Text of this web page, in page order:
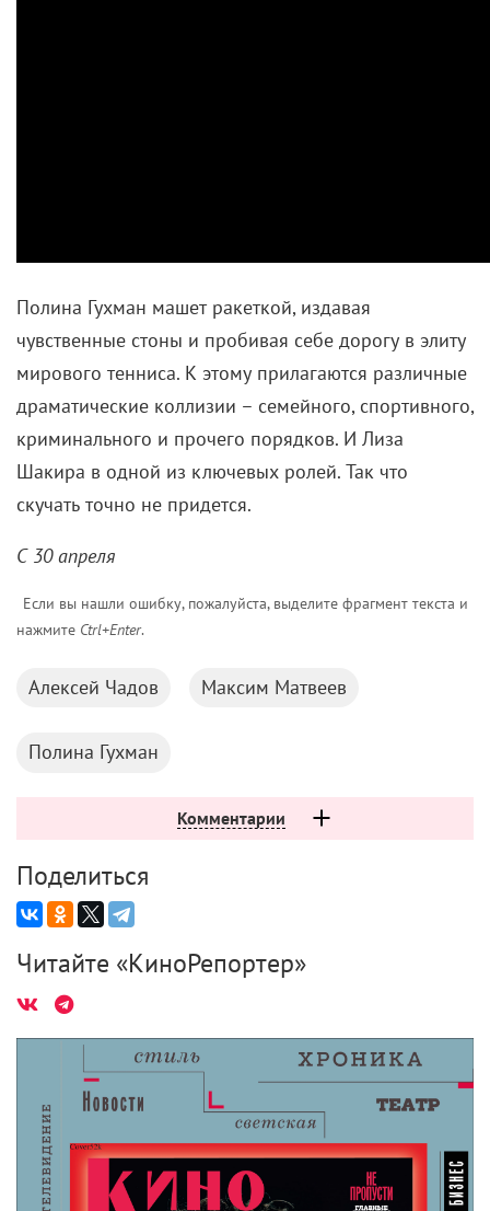
Полина Гухман машет ракеткой, издавая
чувственные стоны и пробивая себе дорогу в элиту
мирового тенниса. К этому прилагаются различные
драматические коллизии ­– семейного, спортивного,
криминального и прочего порядков. И Лиза
Шакира в одной из ключевых ролей. Так что
скучать точно не придется.
С 30 апреля
Если вы нашли ошибку, пожалуйста, выделите фрагмент текста и
нажмите Ctrl+Enter.
Алексей Чадов Максим Матвеев
Полина Гухман
Комментарии
Поделиться
Читайте «КиноРепортер»